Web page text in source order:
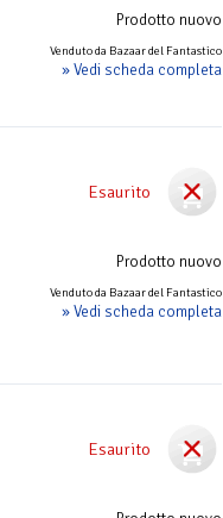
Prodotto nuovo
Venduto da Bazaar del Fantastico
» Vedi scheda completa
Esaurito
Prodotto nuovo
Venduto da Bazaar del Fantastico
» Vedi scheda completa
Esaurito